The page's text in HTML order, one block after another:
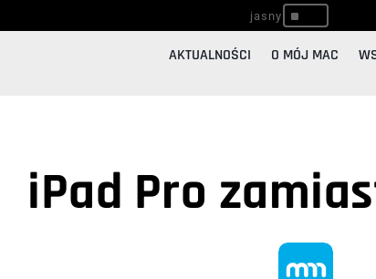
^
AKTUALNOŚCI O MÓJ MAC
iPad Pro